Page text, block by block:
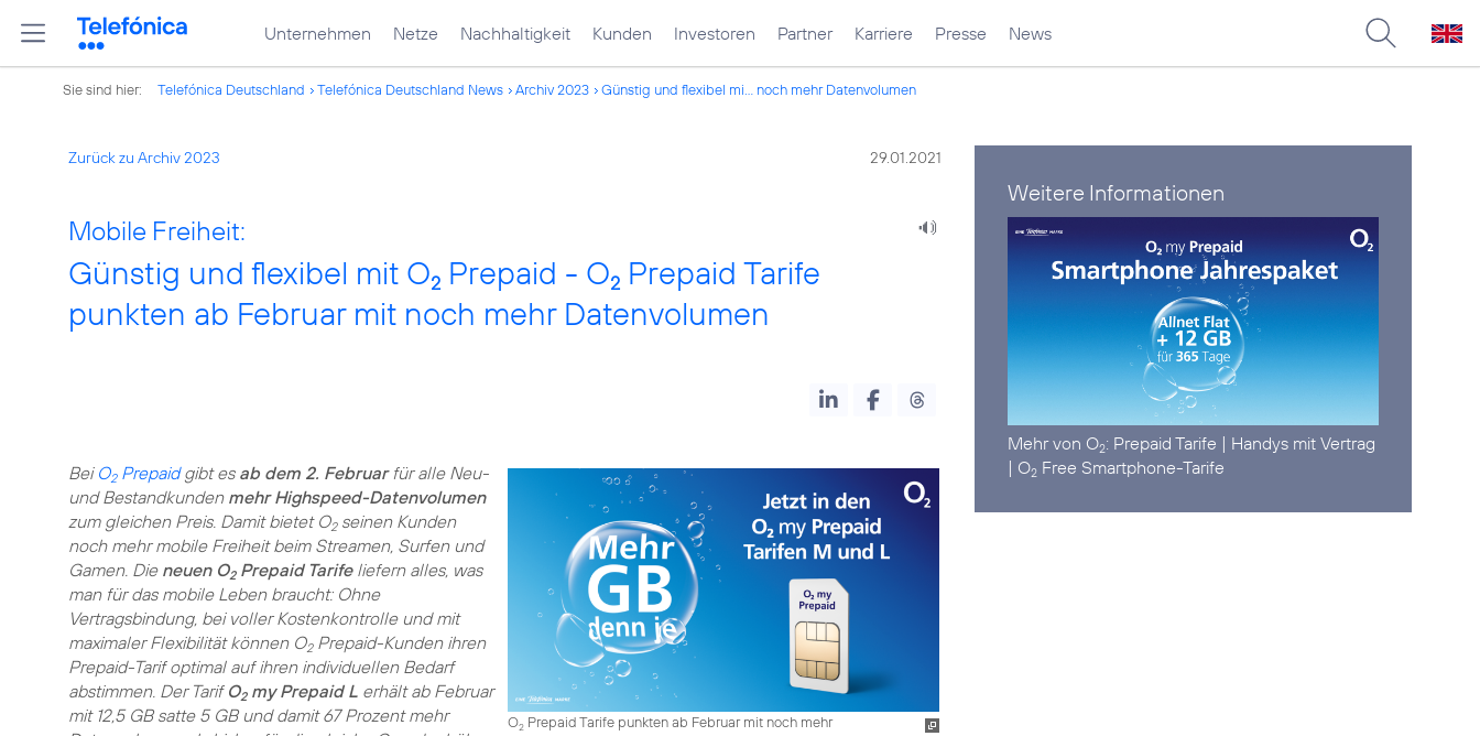
Unternehmen Netze Nachhaltigkeit Kunden Investoren Partner Karriere Presse News
Sie sind hier: Telefónica Deutschland Telefónica Deutschland News Archiv 2023 Günstig und flexibel mi... noch mehr Datenvolumen
Zurück zu Archiv 2023 29.01.2021
Mobile Freiheit:
Günstig und flexibel mit O2 Prepaid - O2 Prepaid Tarife
punkten ab Februar mit noch mehr Datenvolumen
O2Prepaid Tarife punkten ab Februar mit noch mehr
Bei O2Prepaidgibt es ab dem 2. Februarfür alle Neu-
und Bestandkunden mehr Highspeed-Datenvolumen
zum gleichen Preis. Damit bietet O2seinen Kunden
noch mehr mobile Freiheit beim Streamen, Surfen und
Gamen. Die neuen O2Prepaid Tarifeliefern alles, was
man für das mobile Leben braucht: Ohne
Vertragsbindung, bei voller Kostenkontrolle und mit
maximaler Flexibilität können O2Prepaid-Kunden ihren
Prepaid-Tarif optimal auf ihren individuellen Bedarf
abstimmen. Der Tarif O2my Prepaid L erhält ab Februar
mit 12,5 GB satte 5 GB und damit 67 Prozent mehr
Weitere Informationen
Mehr von O2: Prepaid Tarife | Handys mit Vertrag
| O2 Free Smartphone-Tarife